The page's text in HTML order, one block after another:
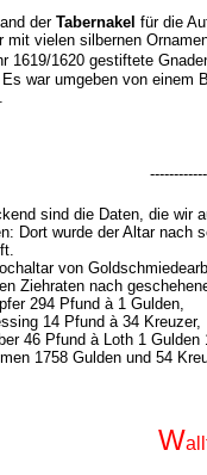
der Tabernakel für die
vielen silbernen
1619/1620 gestiftete
war umgeben von einem
sind die Daten, die wir
Dort wurde der Altar nach
von
Ziehraten nach
294 Pfund à 1 Gulden,
14 Pfund à 34 Kreuzer,
46 Pfund à Loth 1 Gulden
1758 Gulden und 54
W